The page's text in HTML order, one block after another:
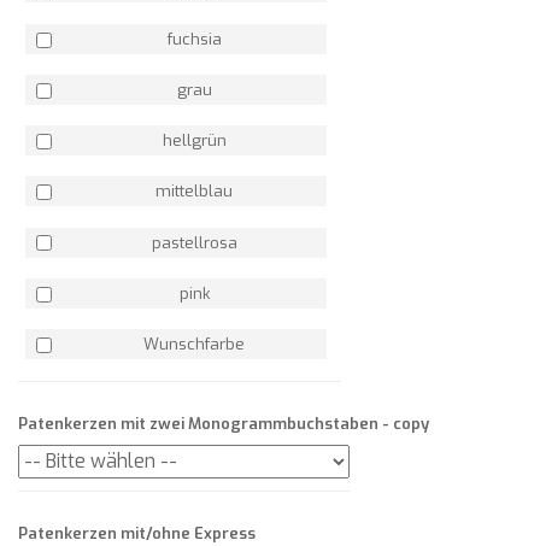
fuchsia
grau
hellgrün
mittelblau
pastellrosa
pink
Wunschfarbe
Patenkerzen mit zwei Monogrammbuchstaben - copy
Patenkerzen mit/ohne Express